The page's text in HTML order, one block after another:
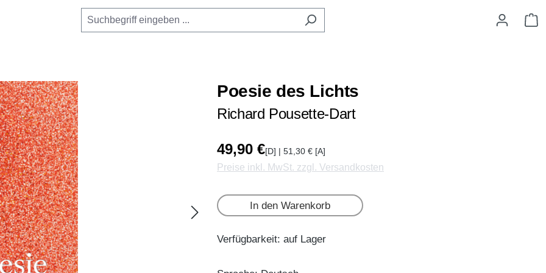
Poesie des Lichts
Richard Pousette-Dart
49,90 €[D] | 51,30 € [A]
Preise inkl. MwSt. zzgl. Versandkosten
In den Warenkorb
Verfügbarkeit: auf Lager